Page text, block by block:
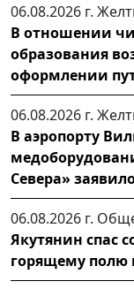
06.08.2026 г.
В отношении
образования
оформлении
06.08.2026 г.
В аэропорту
Севера»
06.08.2026 г.
Якутянин спас
горящему полю